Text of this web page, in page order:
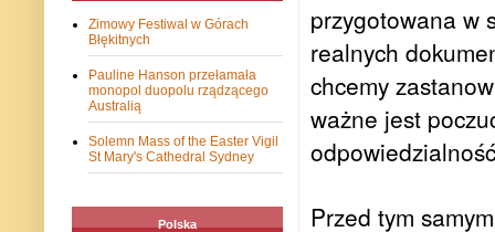
przygotowana w
realnych
chcemy
ważne jest
Przed tym
Zimowy Festiwal w Górach
Błękitnych
Pauline Hanson przełamała
monopol duopolu rządzącego
Australią
Solemn Mass of the Easter Vigil
St Mary's Cathedral Sydney
Polska